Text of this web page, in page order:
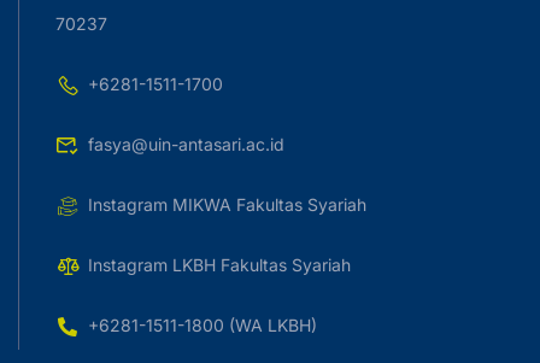
70237
+6281-1511-1700
fasya@uin-antasari.ac.id
Instagram MIKWA Fakultas Syariah
Instagram LKBH Fakultas Syariah
+6281-1511-1800 (WA LKBH)